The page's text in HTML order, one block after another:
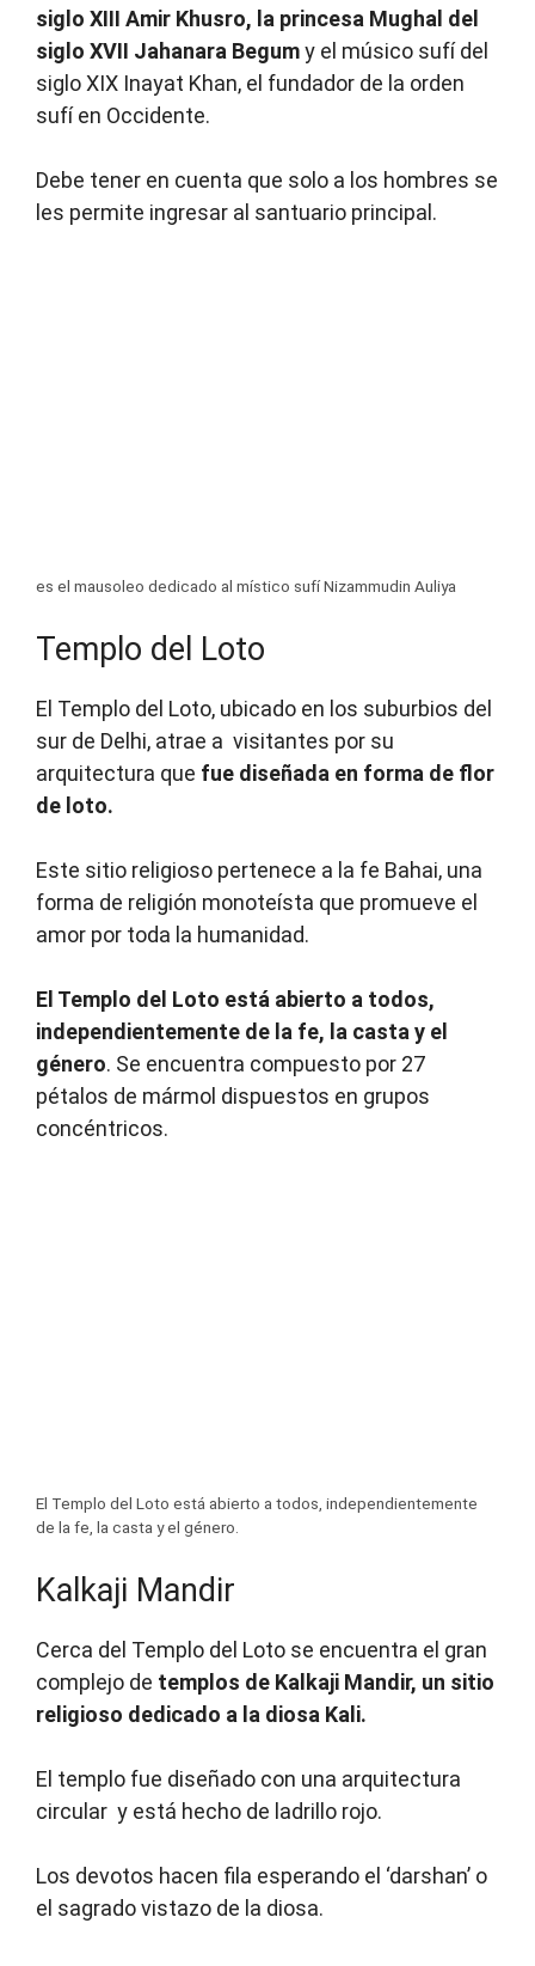
siglo XIII Amir Khusro, la princesa Mughal del
siglo XVII Jahanara Begumy el músico sufí del
siglo XIX Inayat Khan, el fundador de la orden
sufí en Occidente.
Debe tener en cuenta que solo a los hombres se
les permite ingresar al santuario principal.
es el mausoleo dedicado al místico sufí Nizammudin Auliya
Templo del Loto
El Templo del Loto, ubicado en los suburbios del
sur de Delhi, atrae a visitantes por su
arquitectura que fue diseñada en forma de flor
de loto.
Este sitio religioso pertenece a la fe Bahai, una
forma de religión monoteísta que promueve el
amor por toda la humanidad.
El Templo del Loto está abierto a todos,
independientemente de la fe, la casta y el
género. Se encuentra compuesto por 27
pétalos de mármol dispuestos en grupos
concéntricos.
El Templo del Loto está abierto a todos, independientemente
de la fe, la casta y el género.
Kalkaji Mandir
Cerca del Templo del Loto se encuentra el gran
complejo de templos de Kalkaji Mandir, un sitio
religioso dedicado a la diosa Kali.
El templo fue diseñado con una arquitectura
circular y está hecho de ladrillo rojo.
Los devotos hacen fila esperando el ‘darshan’ o
el sagrado vistazo de la diosa.